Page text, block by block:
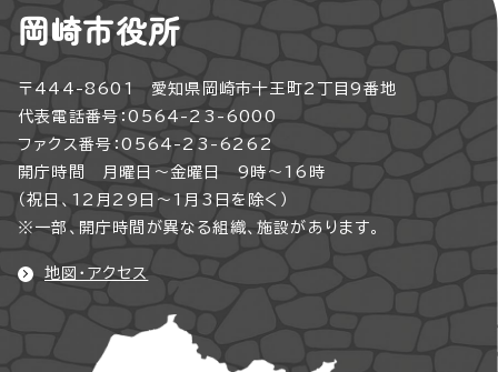
岡崎市役所
〒444-8601 愛知県岡崎市十王町2丁目9番地
代表電話番号：0564-23-6000
ファクス番号：0564-23-6262
開庁時間 月曜日～金曜日 9時～16時
（祝日、12月29日～1月3日を除く）
※一部、開庁時間が異なる組織、施設があります。
地図・アクセス